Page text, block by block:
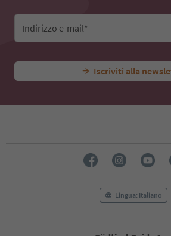
Indirizzo e-mail*
Iscriviti alla
Lingua: Italiano